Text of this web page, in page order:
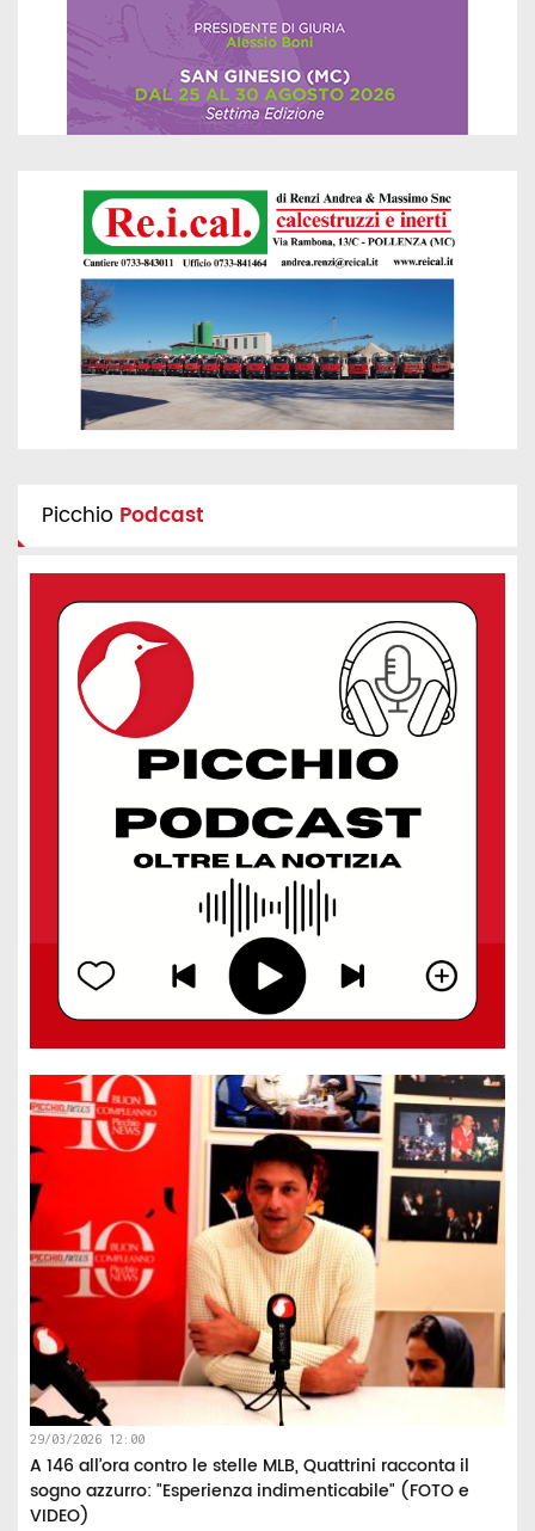
Picchio Podcast
29/03/2026 12:00
A 146 all’ora contro le stelle MLB, Quattrini racconta il
sogno azzurro: "Esperienza indimenticabile" (FOTO e
VIDEO)